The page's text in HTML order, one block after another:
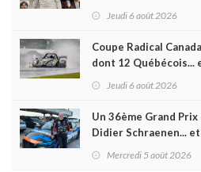
Jeudi 6 août 2026
Coupe Radical
dont 12 Québécois...
Jeudi 6 août 2026
Un 36ème Grand
Didier Schraenen...
Mercredi 5 août 2026